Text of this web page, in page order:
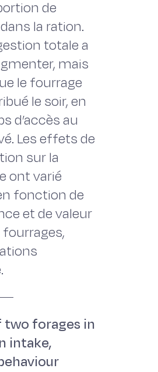
de
la ration.
totale a
mais
le fourrage
le soir, en
d’accès au
Les effets de
sur la
ont varié
fonction de
et de valeur
two forages in
intake,